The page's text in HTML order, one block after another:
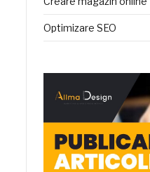
Optimizare SEO